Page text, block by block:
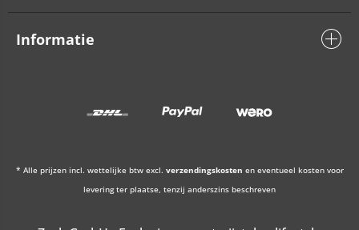
Informatie
* Alle prijzen incl. wettelijke btw excl. verzendingskosten en eventueel kosten voor
levering ter plaatse, tenzij anderszins beschreven